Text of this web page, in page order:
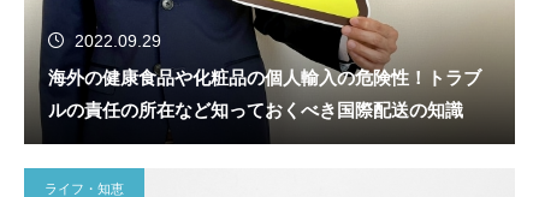
2022.09.29
海外の健康食品や化粧品の個人輸入の危険性！トラブ
ルの責任の所在など知っておくべき国際配送の知識
ライフ・知恵